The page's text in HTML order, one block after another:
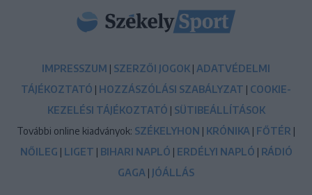
IMPRESSZUM | SZERZŐI JOGOK | ADATVÉDELMI
TÁJÉKOZTATÓ | HOZZÁSZÓLÁSI SZABÁLYZAT | COOKIE-
KEZELÉSI TÁJÉKOZTATÓ | SÜTIBEÁLLÍTÁSOK
További online kiadványok: SZÉKELYHON | KRÓNIKA | FŐTÉR |
NŐILEG | LIGET | BIHARI NAPLÓ | ERDÉLYI NAPLÓ | RÁDIÓ
GAGA | JÓÁLLÁS